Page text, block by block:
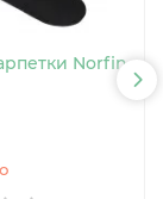
Norfin